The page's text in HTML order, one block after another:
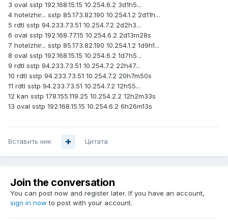
3 oval sstp 192.168.15.15 10.254.6.2 3d1h5...
4 hotelzhir... sstp 85.173.82.190 10.254.1.2 2d11h...
5 rdtl sstp 94.233.73.51 10.254.7.2 2d2h3...
6 oval sstp 192.168.77.15 10.254.6.2 2d13m28s
7 hotelzhir... sstp 85.173.82.190 10.254.1.2 1d9h1...
8 oval sstp 192.168.15.15 10.254.6.2 1d7h5...
9 rdtl sstp 94.233.73.51 10.254.7.2 22h47...
10 rdtl sstp 94.233.73.51 10.254.7.2 20h7m50s
11 rdtl sstp 94.233.73.51 10.254.7.2 12h55...
12 kan sstp 178.155.119.25 10.254.2.2 12h2m33s
13 oval sstp 192.168.15.15 10.254.6.2 6h26m13s
Вставить ник Цитата
Join the conversation
You can post now and register later. If you have an account,
sign in now to post with your account.